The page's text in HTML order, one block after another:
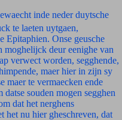
inde neder duytsche
te laeten uytgaen,
Epitaphien. Onse geusche
moghelijck deur eenighe van
verwect worden, segghende,
maer hier in zijn sy
maer te vermaecken ende
datse souden mogen segghen
dat het nerghens
het nu hier gheschreven, dat